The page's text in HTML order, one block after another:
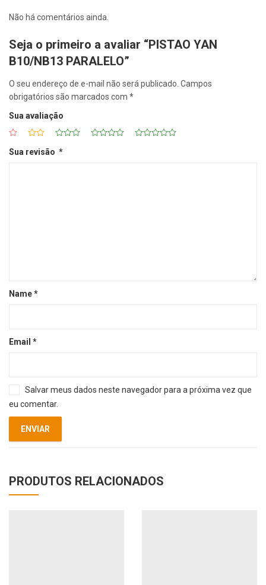
Não há comentários ainda.
Seja o primeiro a avaliar “PISTAO YAN
B10/NB13 PARALELO”
O seu endereço de e-mail não será publicado. Campos
obrigatórios são marcados com *
Sua avaliação
Sua revisão *
Name*
Email *
Salvar meus dados neste navegador para a próxima vez que
eu comentar.
PRODUTOS RELACIONADOS